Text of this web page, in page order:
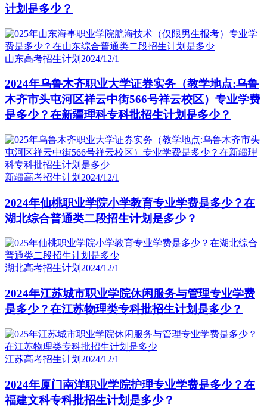
计划是多少？
山东高考招生计划 2024/12/1
2024年乌鲁木齐职业大学证券实务（教学地点:乌鲁
木齐市头屯河区祥云中街566号祥云校区）专业学费
是多少？在新疆理科专科批招生计划是多少？
新疆高考招生计划 2024/12/1
2024年仙桃职业学院小学教育专业学费是多少？在
湖北综合普通类二段招生计划是多少？
湖北高考招生计划 2024/12/1
2024年江苏城市职业学院休闲服务与管理专业学费
是多少？在江苏物理类专科批招生计划是多少？
江苏高考招生计划 2024/12/1
2024年厦门南洋职业学院护理专业学费是多少？在
福建文科专科批招生计划是多少？